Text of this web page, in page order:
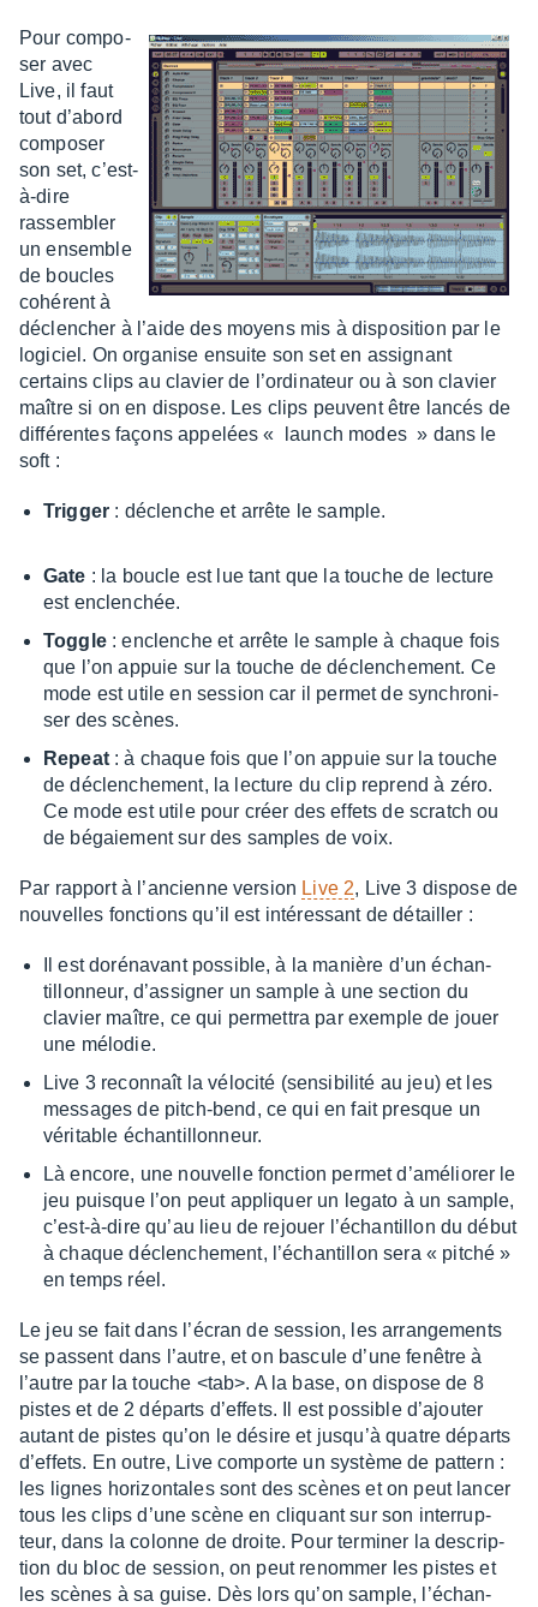
Pour compo­
ser avec
Live, il faut
tout d’abord
compo­ser
son set, c’est-
à-dire
rassem­bler
un ensemble
de boucles
cohé­rent à
déclen­cher à l’aide des moyens mis à dispo­si­tion par le
logi­ciel. On orga­nise ensuite son set en assi­gnant
certains clips au clavier de l’or­di­na­teur ou à son clavier
maître si on en dispose. Les clips peuvent être lancés de
diffé­rentes façons appe­lées « launch modes » dans le
soft :
Trig­ger : déclenche et arrête le sample.
Gate : la boucle est lue tant que la touche de lecture
est enclen­chée.
Toggle: enclenche et arrête le sample à chaque fois
que l’on appuie sur la touche de déclen­che­ment. Ce
mode est utile en session car il permet de synchro­ni­
ser des scènes.
Repeat: à chaque fois que l’on appuie sur la touche
de déclen­che­ment, la lecture du clip reprend à zéro.
Ce mode est utile pour créer des effets de scratch ou
de bégaie­ment sur des samples de voix.
Par rapport à l’an­cienne version Live 2, Live 3 dispose de
nouvelles fonc­tions qu’il est inté­res­sant de détailler :
Il est doré­na­vant possible, à la manière d’un échan­
tillon­neur, d’as­si­gner un sample à une section du
clavier maître, ce qui permet­tra par exemple de jouer
une mélo­die.
Live 3 recon­naît la vélo­cité (sensi­bi­lité au jeu) et les
messages de pitch-bend, ce qui en fait presque un
véri­table échan­tillon­neur.
Là encore, une nouvelle fonc­tion permet d’amé­lio­rer le
jeu puisque l’on peut appliquer un legato à un sample,
c’est-à-dire qu’au lieu de rejouer l’échan­tillon du début
à chaque déclen­che­ment, l’échan­tillon sera « pitché »
en temps réel.
Le jeu se fait dans l’écran de session, les arran­ge­ments
se passent dans l’autre, et on bascule d’une fenêtre à
l’autre par la touche <tab>. A la base, on dispose de 8
pistes et de 2 départs d’ef­fets. Il est possible d’ajou­ter
autant de pistes qu’on le désire et jusqu’à quatre départs
d’ef­fets. En outre, Live comporte un système de pattern :
les lignes hori­zon­tales sont des scènes et on peut lancer
tous les clips d’une scène en cliquant sur son inter­rup­
teur, dans la colonne de droite. Pour termi­ner la descrip­
tion du bloc de session, on peut renom­mer les pistes et
les scènes à sa guise. Dès lors qu’on sample, l’échan­